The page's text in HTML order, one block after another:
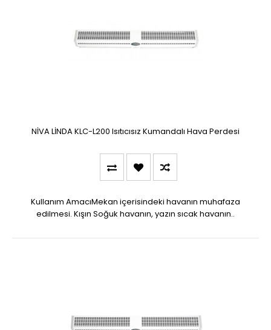
NİVA LİNDA KLC-L200 Isıtıcısız Kumandalı Hava Perdesi
Kullanım AmacıMekan içerisindeki havanın muhafaza
edilmesi. Kışın Soğuk havanın, yazın sıcak havanın..